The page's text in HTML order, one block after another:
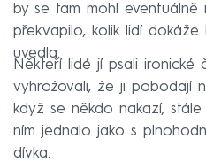
by se tam mohl
překvapilo, kolik lidí dokáže
uvedla.
Někteří lidé jí psali ironické
vyhrožovali, že ji pobodají
když se někdo nakazí,
ním jednalo jako s
dívka.